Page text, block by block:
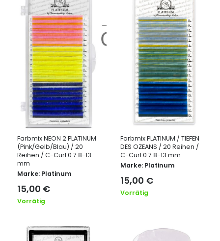
Farbmix NEON 2 PLATINUM
(Pink/Gelb/Blau) / 20
Reihen / C-Curl 0.7 8-13
mm
Marke: Platinum
15,00 €
Vorrätig
Farbmix PLATINUM / TIEFEN
DES OZEANS / 20 Reihen /
C-Curl 0.7 8-13 mm
Marke: Platinum
15,00 €
Vorrätig